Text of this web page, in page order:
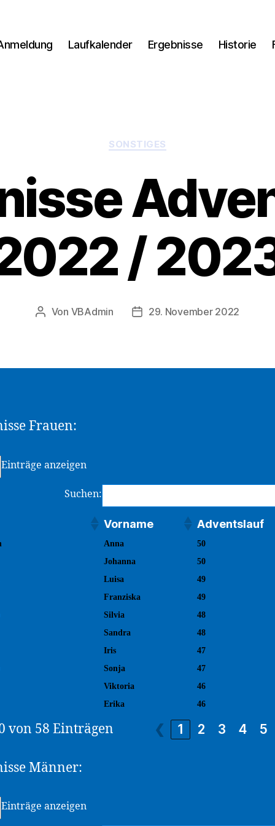
Laufkalender Ergebnisse Historie
Kategorien
SONSTIGES
/
Beitragsautor
Von VBAdmin Veröffentlichungsdatum
29. November 2022
Frauen:
Einträge anzeigen
Suchen:
Vorname
Adventslauf
Vorname Adventslauf
Anna
50
Johanna
50
Luisa
49
Franziska
49
Silvia
48
Sandra
48
Iris
47
Sonja
47
Viktoria
46
Erika 46
von 58 Einträgen ❮ 1 2 3 4 5
Männer:
Einträge anzeigen